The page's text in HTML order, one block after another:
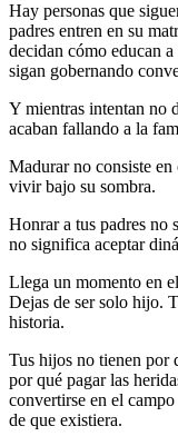
Hay personas que
padres entren en su
decidan cómo educan
sigan gobernando
Y mientras intentan no
acaban fallando a la
Madurar no consiste en
vivir bajo su sombra.
Honrar a tus padres no
no significa aceptar
Llega un momento en
Dejas de ser solo hijo.
historia.
Tus hijos no tienen por
por qué pagar las
convertirse en el
de que existiera.